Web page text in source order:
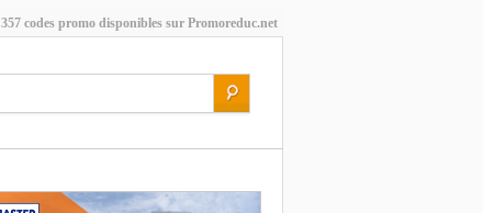
357 codes promo disponibles sur Promoreduc.net